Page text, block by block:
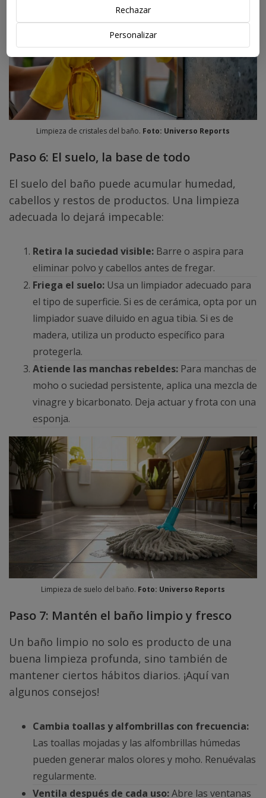
Limpieza de cristales del baño. Foto: Universo Reports
Paso 6: El suelo, la base de todo
El suelo del baño puede acumular humedad,
cabellos y restos de productos. Una limpieza
adecuada lo dejará impecable:
Retira la suciedad visible: Barre o aspira para
eliminar polvo y cabellos antes de fregar.
Friega el suelo: Usa un limpiador adecuado para
el tipo de superficie. Si es de cerámica, opta por un
limpiador suave diluido en agua tibia. Si es de
madera, utiliza un producto específico para
protegerla.
Atiende las manchas rebeldes: Para manchas de
moho o suciedad persistente, aplica una mezcla de
vinagre y bicarbonato. Deja actuar y frota con una
esponja.
Limpieza de suelo del baño. Foto: Universo Reports
Paso 7: Mantén el baño limpio y fresco
Un baño limpio no solo es producto de una
buena limpieza profunda, sino también de
mantener ciertos hábitos diarios. ¡Aquí van
algunos consejos!
Cambia toallas y alfombrillas con frecuencia:
Las toallas mojadas y las alfombrillas húmedas
pueden generar malos olores y moho. Renuévalas
regularmente.
Ventila después de cada uso:Abre las ventanas
Personalizar
Rechazar